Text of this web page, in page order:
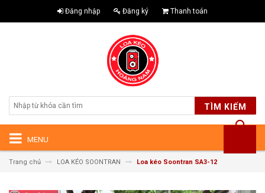
Đăng nhập Đăng ký Thanh toán
TÌM KIẾM
MENU
Trang chủ LOA KÉO SOONTRAN Loa kéo Soontran SA3-12